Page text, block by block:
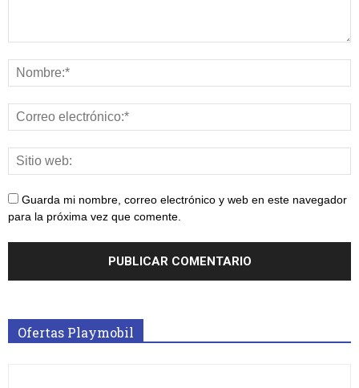
Guarda mi nombre, correo electrónico y web en este navegador
para la próxima vez que comente.
Ofertas Playmobil